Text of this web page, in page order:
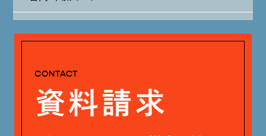
戸田 好紀 (81)
木村 珠梨音 (101)